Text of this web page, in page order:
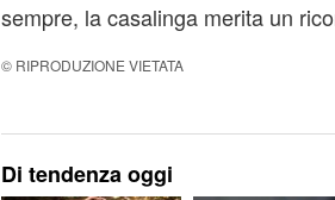
sempre, la casalinga merita un
© RIPRODUZIONE VIETATA
Di tendenza oggi